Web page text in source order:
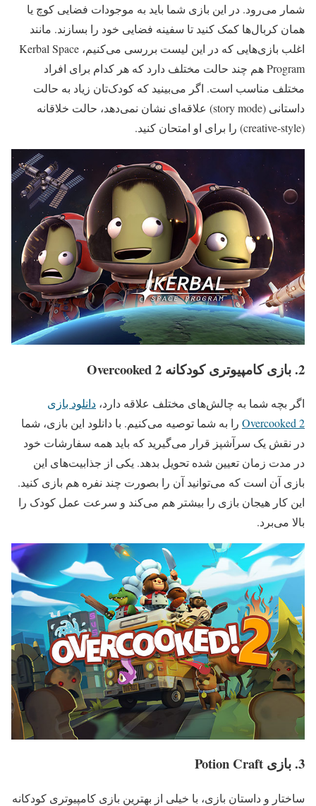
شمار می‌رود. در این بازی شما باید به موجودات فضایی کوچ یا
همان کربال‌ها کمک کنید تا سفینه فضایی خود را بسازند. مانند
اغلب بازی‌هایی که در این لیست بررسی می‌کنیم، Kerbal Space
Program هم چند حالت مختلف دارد که هر کدام برای افراد
مختلف مناسب است. اگر می‌بینید که کودک‌تان زیاد به حالت
داستانی (story mode) علاقه‌ای نشان نمی‌دهد، حالت خلاقانه
(creative-style) را برای او امتحان کنید.
2. بازی کامپیوتری کودکانه Overcooked 2
اگر بچه شما به چالش‌های مختلف علاقه دارد، دانلود بازی
Overcooked 2 را به شما توصیه می‌کنیم. با دانلود این بازی، شما
در نقش یک سرآشپز قرار می‌گیرید که باید همه سفارشات خود
در مدت زمان تعیین شده تحویل بدهد. یکی از جذابیت‌های این
بازی آن است که می‌توانید آن را بصورت چند نفره هم بازی کنید.
این کار هیجان بازی را بیشتر هم می‌کند و سرعت عمل کودک را
بالا می‌برد.
3. بازی Potion Craft
ساختار و داستان بازی، با خیلی از بهترین بازی‌ کامپیوتری کودکانه